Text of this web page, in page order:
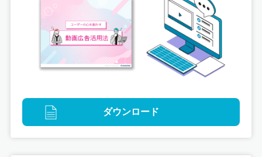
ダウンロード